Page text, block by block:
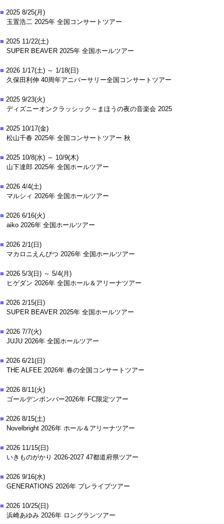
■ 2025 8/25(月)
玉置浩二 2025年 全国コンサートツアー
■ 2025 11/22(土)
SUPER BEAVER 2025年 全国ホールツアー
■ 2026 1/17(土) ～ 1/18(日)
久保田利伸 40周年アニバーサリー全国コンサートツアー
■ 2025 9/23(火)
ディズニーオンクラッシック～まほうの夜の音楽会 2025
■ 2025 10/17(金)
松山千春 2025年 全国コンサートツアー 秋
■ 2025 10/8(水) ～ 10/9(木)
山下達郎 2025年 全国ホールツアー
■ 2026 4/4(土)
マルシィ 2026年 全国ホールツアー
■ 2026 6/16(火)
aiko 2026年 全国ホールツアー
■ 2026 2/1(日)
マカロニえんぴつ 2026年 全国ホールツアー
■ 2026 5/3(日) ～ 5/4(月)
ヒゲダン 2026年 全国ホール＆アリーナツアー
■ 2026 2/15(日)
SUPER BEAVER 2025年 全国ホールツアー
■ 2026 7/7(火)
JUJU 2026年 全国ホールツアー
■ 2026 6/21(日)
THE ALFEE 2026年 春の全国コンサートツアー
■ 2026 8/11(火)
ゴールデンボンバー2026年 FC限定ツアー
■ 2026 8/15(土)
Novelbright 2026年 ホール＆アリーナツアー
■ 2026 11/15(日)
いきものがかり 2026-2027 47都道府県ツアー
■ 2026 9/16(水)
GENERATIONS 2026年 プレライブツアー
■ 2026 10/25(日)
浜崎あゆみ 2026年 ロングランツアー